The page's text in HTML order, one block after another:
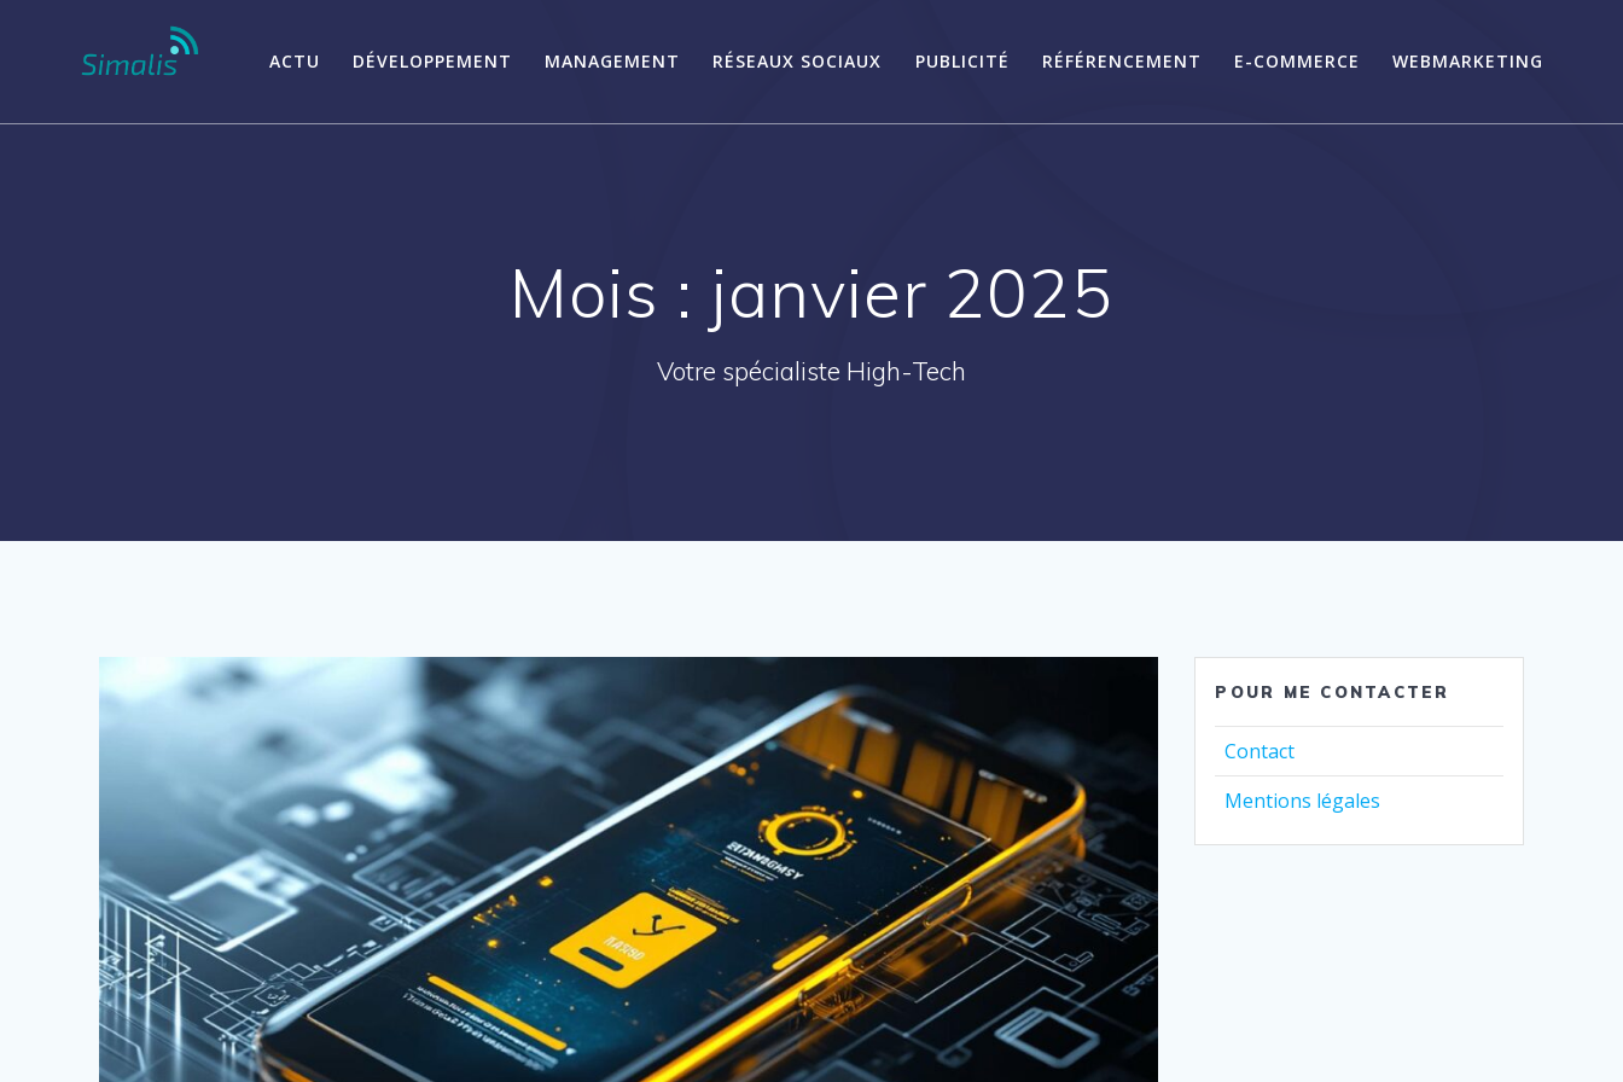
ACTU DÉVELOPPEMENT MANAGEMENT RÉSEAUX SOCIAUX PUBLICITÉ RÉFÉRENCEMENT E-COMMERCE WEBMARKETING
Mois : janvier 2025
Votre spécialiste High-Tech
POUR ME CONTACTER
Contact
Mentions légales